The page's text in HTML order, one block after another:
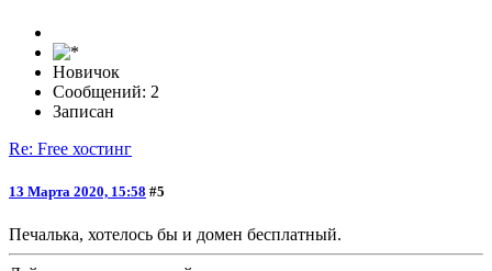
Новичок
Сообщений: 2
Записан
Re: Free хостинг
13 Марта 2020, 15:58 #5
Печалька, хотелось бы и домен бесплатный.